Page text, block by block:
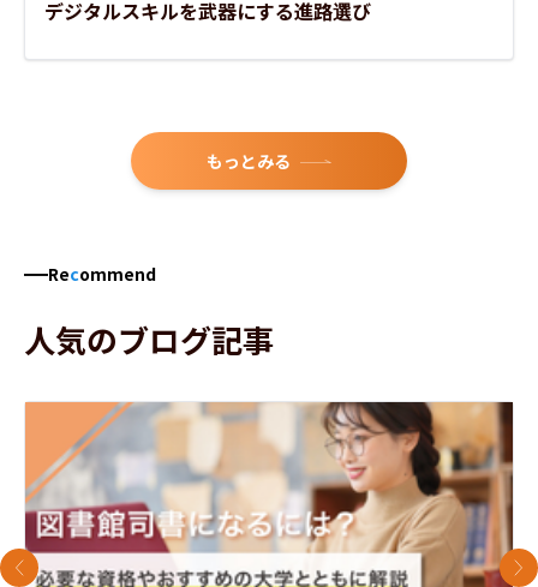
デジタルスキルを武器にする進路選び
もっとみる
Recommend
人気のブログ記事
前のスライド 次